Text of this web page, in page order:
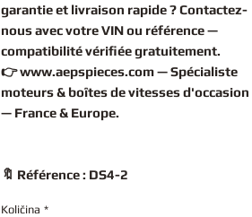
garantie et livraison rapide ? Contactez-
nous avec votre VIN ou référence —
compatibilité vérifiéegratuitement.
👉www.aepspieces.com— Spécialiste
moteurs & boîtes de vitesses d'occasion
— France & Europe.
🔖 Référence : DS4-2
Količina *